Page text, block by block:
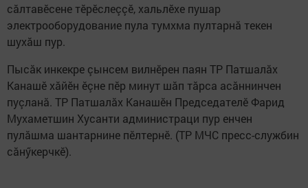
сăлтавӗсене тӗрӗслеççӗ, хальлӗхе пушар
электрооборудование пула тумхма пултарнă текен
шухăш пур.
Пысăк инкекре çынсем вилнӗрен паян ТР Патшалăх
Канашӗ хăйӗн ӗçне пӗр минут шăп тăрса асăннинчен
пуçланă. ТР Патшалăх Канашӗн Председателӗ Фарид
Мухаметшин Хусанти администраци пур енчен
пулăшма шантарнине пӗлтернӗ. (ТР МЧС пресс-службин
сăнӳкерчкӗ).